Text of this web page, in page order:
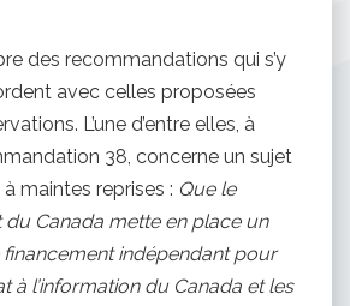
des recommandations qui s’y
avec celles proposées
L’une d’entre elles, à
38, concerne un sujet
à maintes reprises : Que le
du Canada mette en place un
indépendant pour
à l’information du Canada et les